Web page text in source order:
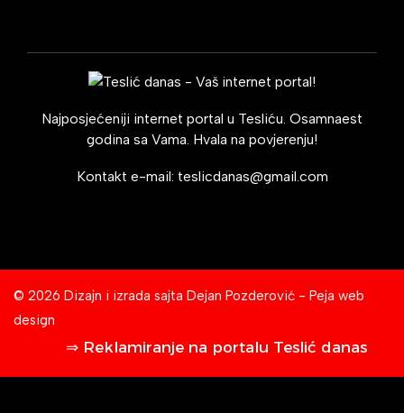
Najposjećeniji internet portal u Tesliću. Osamnaest
godina sa Vama. Hvala na povjerenju!
Kontakt e-mail: teslicdanas@gmail.com
© 2026 Dizajn i izrada sajta Dejan Pozderović - Peja web
design
⇒ Reklamiranje na portalu Teslić danas